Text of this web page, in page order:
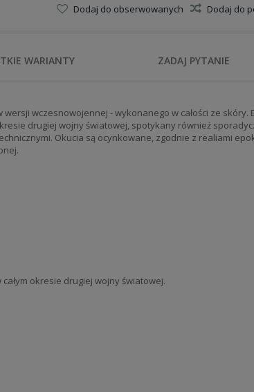
Dodaj do obserwowanych Dodaj do
WARIANTY ZADAJ PYTANIE
wczesnowojennej - wykonanego w całości ze skóry.
drugiej wojny światowej, spotykany również
Okucia są ocynkowane, zgodnie z realiami
okresie drugiej wojny światowej.